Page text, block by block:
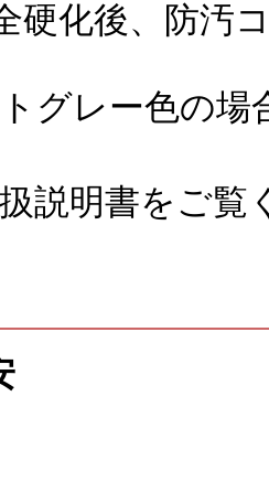
硬化後、防汚
グレー色の場
説明書をご覧